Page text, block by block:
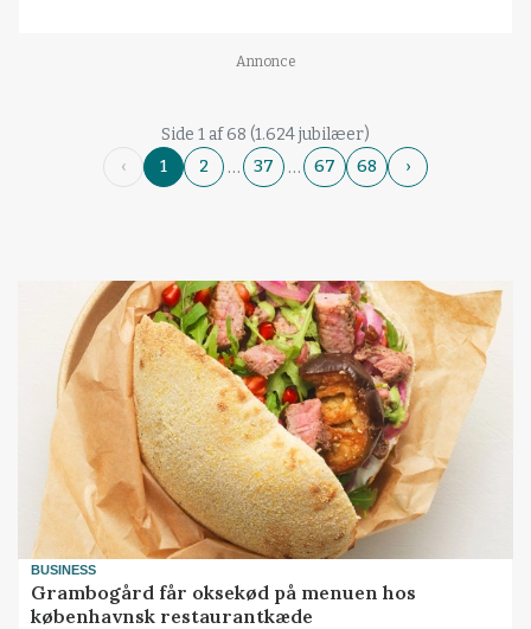
Annonce
Side 1 af 68 (1.624 jubilæer)
‹
1 2 … 37 … 67 68 ›
BUSINESS
Grambogård får oksekød på menuen hos
københavnsk restaurantkæde